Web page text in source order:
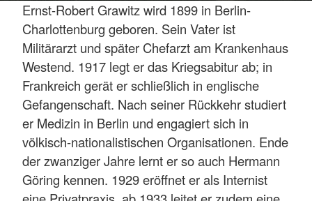
Ernst-Robert Grawitz wird 1899 in Berlin-
Charlottenburg geboren. Sein Vater ist
Militärarzt und später Chefarzt am Krankenhaus
Westend. 1917 legt er das Kriegsabitur ab; in
Frankreich gerät er schließlich in englische
Gefangenschaft. Nach seiner Rückkehr studiert
er Medizin in Berlin und engagiert sich in
völkisch-nationalistischen Organisationen. Ende
der zwanziger Jahre lernt er so auch Hermann
Göring kennen. 1929 eröffnet er als Internist